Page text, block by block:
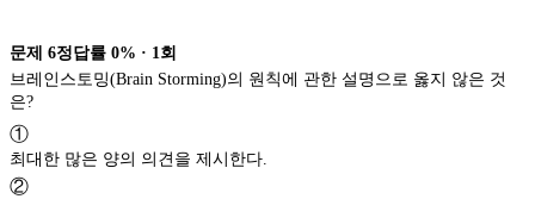
문제 6정답률 0% · 1 회
브레인스토밍(Brain Storming)의 원칙에 관한 설명으로 옳지 않은 것
은?
①
최대한 많은 양의 의견을 제시한다.
②